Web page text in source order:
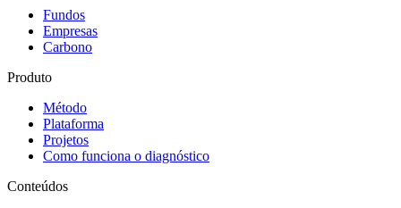
Fundos
Empresas
Carbono
Produto
Método
Plataforma
Projetos
Como funciona o diagnóstico
Conteúdos